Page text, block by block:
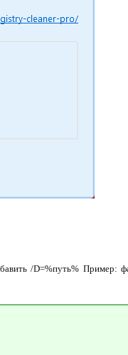
/D=%путь% Пример: